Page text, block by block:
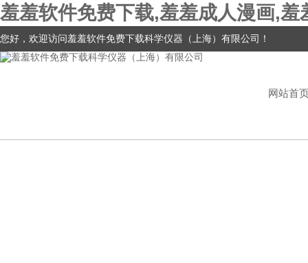
羞羞软件免费下载,羞羞成人漫画,
您好，欢迎访问羞羞软件免费下载科学仪器（上海）有限公司！
网站首